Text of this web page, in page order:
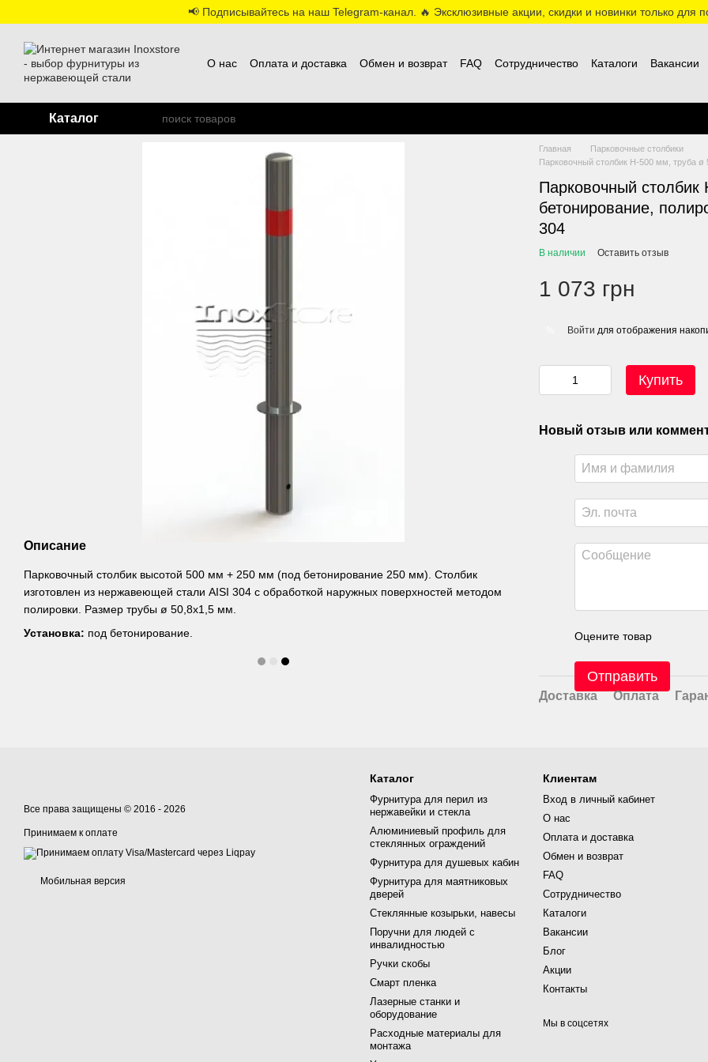
📢 Подписывайтесь на наш Telegram-канал. 🔥 Эксклюзивные акции, скидки и новинки только для
О нас Оплата и доставка Обмен и возврат FAQ Сотрудничество Каталоги Вакансии
Каталог
Описание
Парковочный столбик высотой 500 мм + 250 мм (под бетонирование 250 мм). Столбик
изготовлен из нержавеющей стали AISI 304 с обработкой наружных поверхностей методом
полировки. Размер трубы ø 50,8х1,5 мм.
Установка: под бетонирование.
Главная
Парковочные столбики
Парковочный столбик H-500 мм, труба
Парковочный
бетонирование,
304
В наличии Оставить отзыв
1 073 грн
Войти для отображения
Купить
Новый отзыв или
Оцените товар
Отправить
Доставка Оплата
Все права защищены © 2016 - 2026
Принимаем к оплате
Мобильная версия
Каталог
Фурнитура для перил из
нержавейки и стекла
Алюминиевый профиль для
стеклянных ограждений
Фурнитура для душевых кабин
Фурнитура для маятниковых
дверей
Стеклянные козырьки, навесы
Поручни для людей с
инвалидностью
Ручки скобы
Смарт пленка
Лазерные станки и
оборудование
Расходные материалы для
монтажа
Клиентам
Вход в личный кабинет
О нас
Оплата и доставка
Обмен и возврат
FAQ
Сотрудничество
Каталоги
Вакансии
Блог
Акции
Контакты
Мы в соцсетях